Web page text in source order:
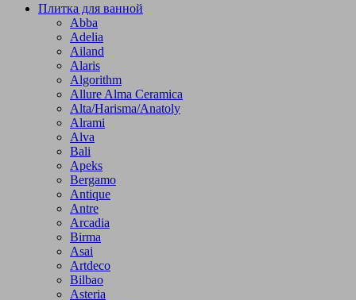
Плитка для ванной
Abba
Adelia
Ailand
Alaris
Algorithm
Allure Alma Ceramica
Alta/Harisma/Anatoly
Alrami
Alva
Bali
Apeks
Bergamo
Antique
Antre
Arcadia
Birma
Asai
Artdeco
Bilbao
Asteria